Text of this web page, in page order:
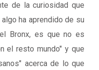
de la curiosidad que
ha aprendido de su
Bronx, es que no es
el resto mundo" y que
acerca de lo que